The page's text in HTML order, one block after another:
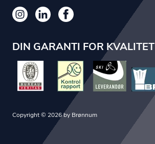
DIN GARANTI FOR KVALITET
Copyright © 2026 by Brønnum